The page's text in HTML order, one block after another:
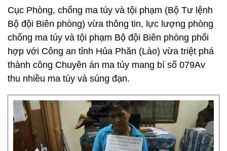
Cục Phòng, chống ma túy và tội phạm (Bộ Tư lệnh
Bộ đội Biên phòng) vừa thông tin, lực lượng phòng
chống ma túy và tội phạm Bộ đội Biên phòng phối
hợp với Công an tỉnh Hủa Phăn (Lào) vừa triệt phá
thành công Chuyên án ma túy mang bí số 079Av
thu nhiều ma túy và súng đạn.